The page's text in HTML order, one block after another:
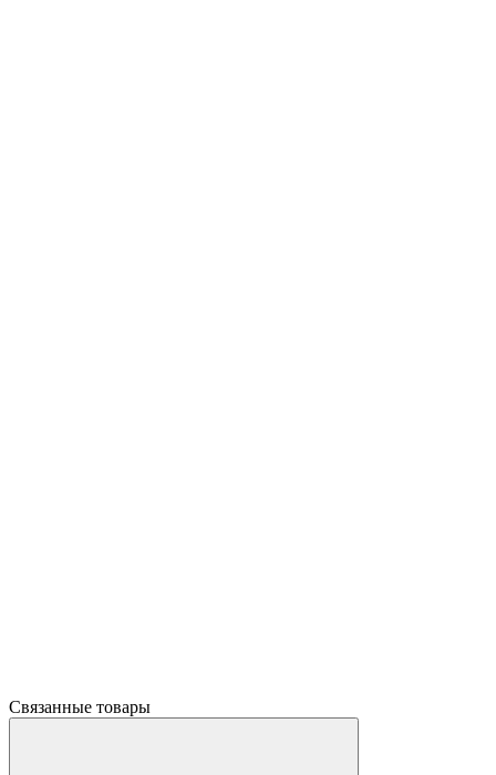
Связанные товары